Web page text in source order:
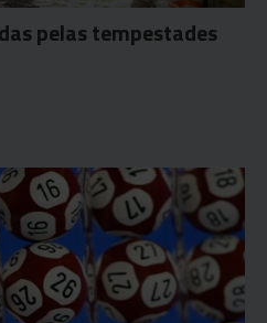
pelas tempestades